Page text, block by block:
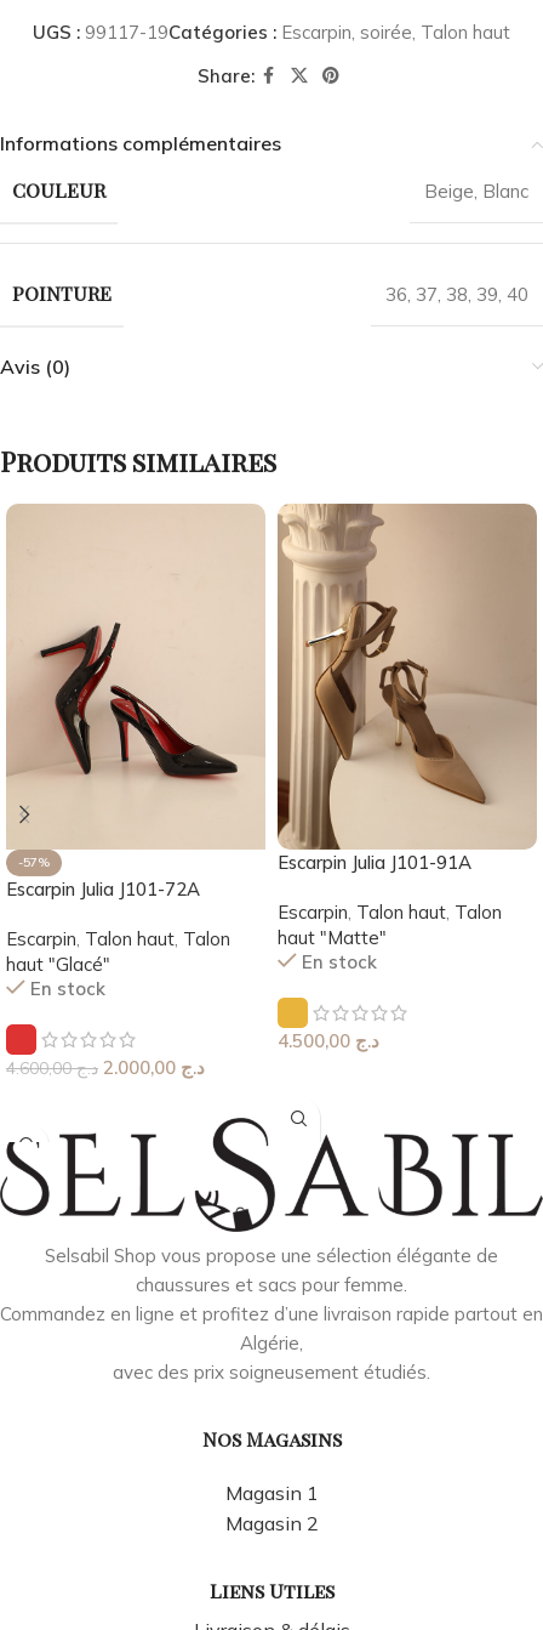
UGS : 99117-19Catégories : Escarpin, soirée, Talon haut
Share:
Informations complémentaires
COULEUR Beige, Blanc
POINTURE 36, 37, 38, 39, 40
Avis (0)
Produits similaires
-57%
Escarpin Julia J101-72A
Escarpin, Talon haut, Talon
haut "Glacé"
En stock
د.ج4.600,00 د.ج
Escarpin Julia J101-91A
Escarpin, Talon haut, Talon
haut "Matte"
En stock
د.ج
Selsabil Shop vous propose une sélection élégante de
chaussures et sacs pour femme.
Commandez en ligne et profitez d’une livraison rapide partout en
Algérie,
avec des prix soigneusement étudiés.
Nos Magasins
Magasin 1
Magasin 2
Liens Utiles